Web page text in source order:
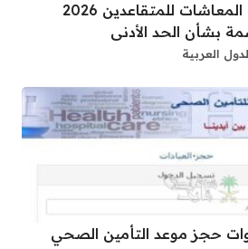
الكشف الكامل.. زيادة المعاشات للمتقاعدين 2026
بشأن الحد الأدنى
العربية
حجز موعد التأمين الصحي